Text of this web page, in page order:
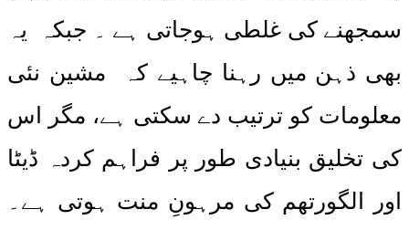
سمجھنے کی غلطی ہوجاتی ہے ۔ جبکہ یہ
بھی ذہن میں رہنا چاہیے کہ مشین نئی
معلومات کو ترتیب دے سکتی ہے، مگر اس
کی تخلیق بنیادی طور پر فراہم کردہ ڈیٹا
اور الگورتھم کی مرہونِ منت ہوتی ہے۔